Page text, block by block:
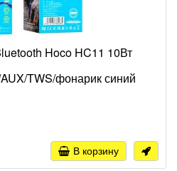
Hoco HC11 10Вт
TWS/фонарик синий
В корзину